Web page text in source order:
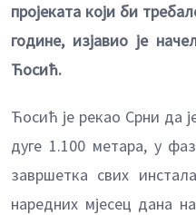
пројеката који би
године, изјавио је
Ћосић.
Ћосић је рекао Срни да
дуге 1.100 метара, у
завршетка свих
наредних мјесец дана